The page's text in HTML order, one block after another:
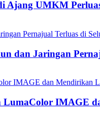
Ajang UMKM
Pernajual Terluas di
dan Jaringan
IMAGE dan
LumaColor IMAGE